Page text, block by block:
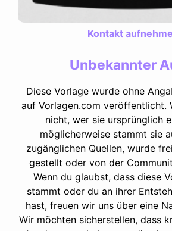
Kontakt
Unbekannter
Diese Vorlage wurde ohne
auf Vorlagen.com veröffentlicht.
nicht, wer sie ursprünglich
möglicherweise stammt sie
zugänglichen Quellen, wurde
gestellt oder von der
Wenn du glaubst, dass diese
stammt oder du an ihrer
hast, freuen wir uns über eine
Wir möchten sicherstellen, dass